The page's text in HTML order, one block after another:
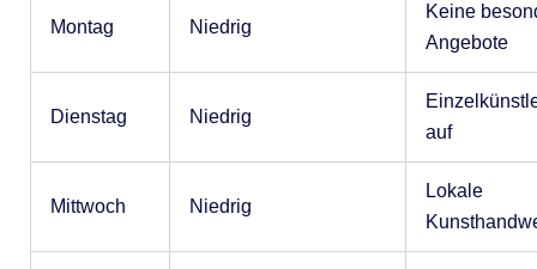
Montag Niedrig
Keine
Angebote
Dienstag Niedrig
auf
Mittwoch Niedrig
Lokale